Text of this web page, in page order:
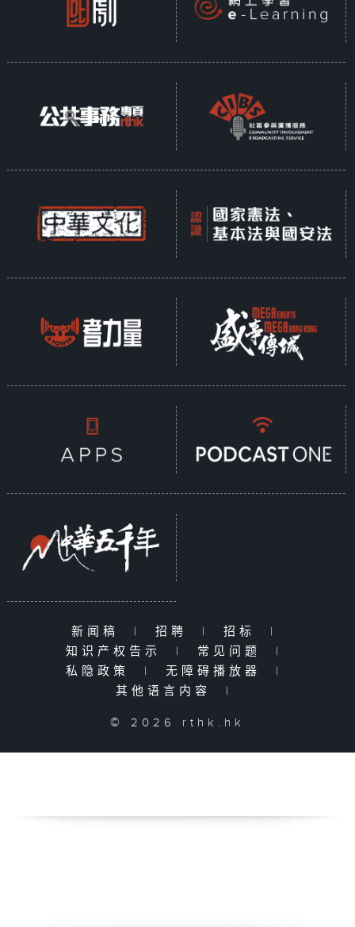
新闻稿 | 招聘 | 招标
|
知识产权告示
| 常见问题
|
私隐政策
| 无障碍播放器
|
其他语言内容
|
© 2026 rthk.hk